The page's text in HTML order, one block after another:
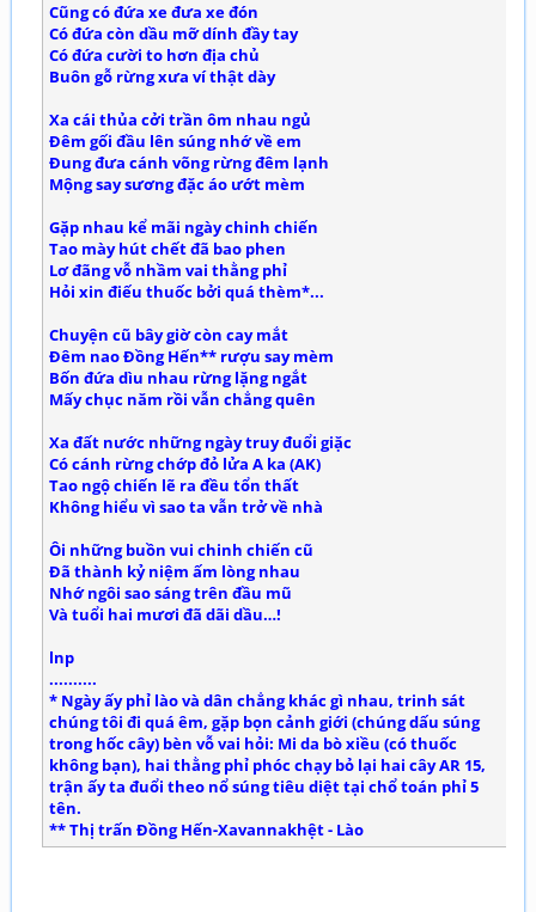
Cũng có đứa xe đưa xe đón
Có đứa còn dầu mỡ dính đầy tay
Có đứa cười to hơn địa chủ
Buôn gỗ rừng xưa ví thật dày
Xa cái thủa cởi trần ôm nhau ngủ
Đêm gối đầu lên súng nhớ về em
Đung đưa cánh võng rừng đêm lạnh
Mộng say sương đặc áo ướt mèm
Gặp nhau kể mãi ngày chinh chiến
Tao mày hút chết đã bao phen
Lơ đãng vỗ nhầm vai thằng phỉ
Hỏi xin điếu thuốc bởi quá thèm*...
Chuyện cũ bây giờ còn cay mắt
Đêm nao Đồng Hến** rượu say mèm
Bốn đứa dìu nhau rừng lặng ngắt
Mấy chục năm rồi vẫn chẳng quên
Xa đất nước những ngày truy đuổi giặc
Có cánh rừng chớp đỏ lửa A ka (AK)
Tao ngộ chiến lẽ ra đều tổn thất
Không hiểu vì sao ta vẫn trở về nhà
Ôi những buồn vui chinh chiến cũ
Đã thành kỷ niệm ấm lòng nhau
Nhớ ngôi sao sáng trên đầu mũ
Và tuổi hai mươi đã dãi dầu…!
lnp
..........
* Ngày ấy phỉ lào và dân chẳng khác gì nhau, trinh sát
chúng tôi đi quá êm, gặp bọn cảnh giới (chúng dấu súng
trong hốc cây) bèn vỗ vai hỏi: Mi da bò xiều (có thuốc
không bạn), hai thằng phỉ phóc chạy bỏ lại hai cây AR 15,
trận ấy ta đuổi theo nổ súng tiêu diệt tại chổ toán phỉ 5
tên.
** Thị trấn Đồng Hến-Xavannakhệt - Lào